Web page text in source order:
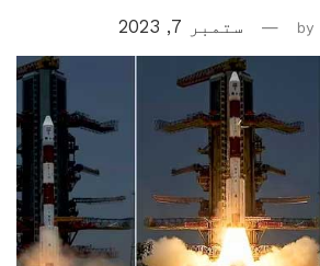
by ستمبر 7, 2023